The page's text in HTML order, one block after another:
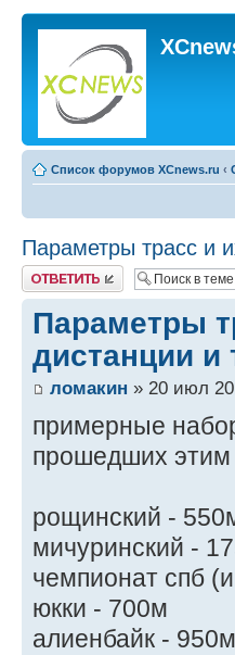
Список форумов XCnews.ru ‹
Параметры трасс и
Ответить
Параметры
дистанции и
ломакин » 20 июл
примерные
прошедших этим
рощинский -
мичуринский -
чемпионат спб
юкки - 700м
алиенбайк - 950м